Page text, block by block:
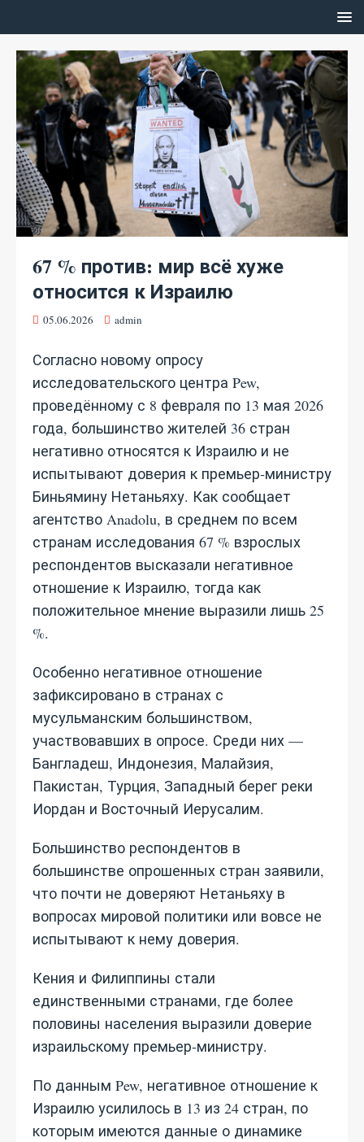
67 % против: мир всё хуже
относится к Израилю
05.06.2026 admin
Согласно новому опросу
исследовательского центра Pew,
проведённому с 8 февраля по 13 мая 2026
года, большинство жителей 36 стран
негативно относятся к Израилю и не
испытывают доверия к премьер‑министру
Биньямину Нетаньяху. Как сообщает
агентство Anadolu, в среднем по всем
странам исследования 67 % взрослых
респондентов высказали негативное
отношение к Израилю, тогда как
положительное мнение выразили лишь 25
%.
Особенно негативное отношение
зафиксировано в странах с
мусульманским большинством,
участвовавших в опросе. Среди них —
Бангладеш, Индонезия, Малайзия,
Пакистан, Турция, Западный берег реки
Иордан и Восточный Иерусалим.
Большинство респондентов в
большинстве опрошенных стран заявили,
что почти не доверяют Нетаньяху в
вопросах мировой политики или вовсе не
испытывают к нему доверия.
Кения и Филиппины стали
единственными странами, где более
половины населения выразили доверие
израильскому премьер‑министру.
По данным Pew, негативное отношение к
Израилю усилилось в 13 из 24 стран, по
которым имеются данные о динамике